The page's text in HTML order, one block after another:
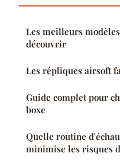
Les meilleurs
découvrir
Les répliques airsoft
Guide complet pour
boxe
Quelle routine
minimise les risques